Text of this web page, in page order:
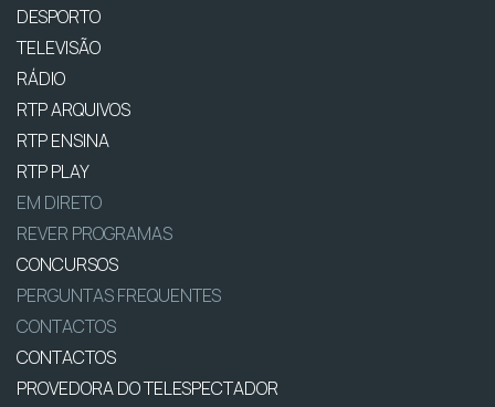
DESPORTO
TELEVISÃO
RÁDIO
RTP ARQUIVOS
RTP ENSINA
RTP PLAY
EM DIRETO
REVER PROGRAMAS
CONCURSOS
PERGUNTAS FREQUENTES
CONTACTOS
CONTACTOS
PROVEDORA DO TELESPECTADOR